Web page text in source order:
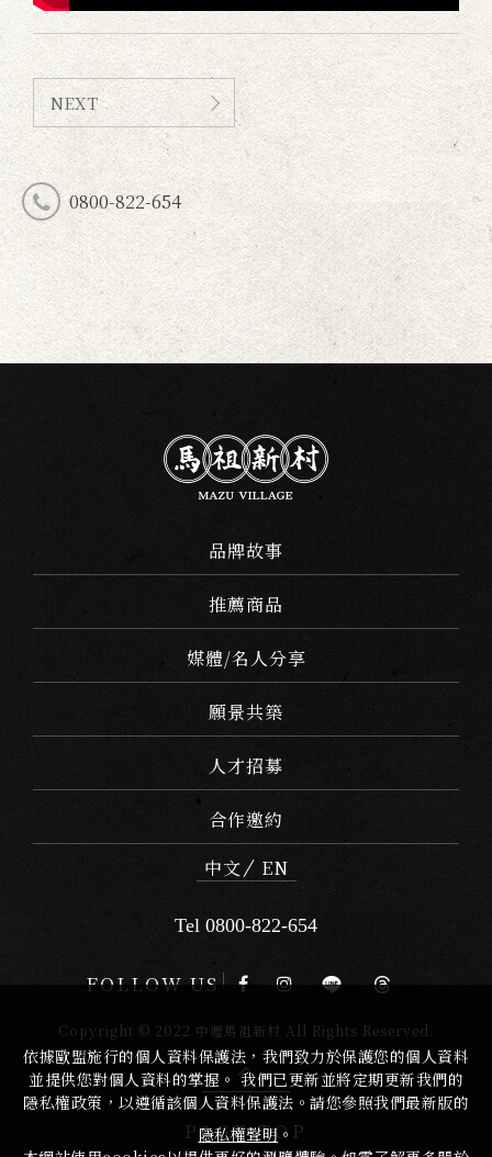
NEXT
0800-822-654
品牌故事
推薦商品
媒體/名人分享
願景共築
人才招募
合作邀約
中文
EN
Tel 0800-822-654
FOLLOW US
Copyright © 2022 中壢馬祖新村 All Rights Reserved.
PAGE TOP
依據歐盟施行的個人資料保護法，我們致力於保護您的個人資料
並提供您對個人資料的掌握。 我們已更新並將定期更新我們的
隱私權政策，以遵循該個人資料保護法。請您參照我們最新版的
隱私權聲明。